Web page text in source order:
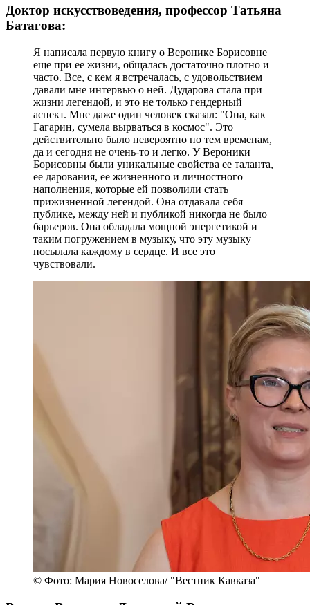
Доктор искусствоведения, профессор Татьяна
Батагова:
Я написала первую книгу о Веронике Борисовне
еще при ее жизни, общалась достаточно плотно и
часто. Все, с кем я встречалась, с удовольствием
давали мне интервью о ней. Дударова стала при
жизни легендой, и это не только гендерный
аспект. Мне даже один человек сказал: "Она, как
Гагарин, сумела вырваться в космос". Это
действительно было невероятно по тем временам,
да и сегодня не очень-то и легко. У Вероники
Борисовны были уникальные свойства ее таланта,
ее дарования, ее жизненного и личностного
наполнения, которые ей позволили стать
прижизненной легендой. Она отдавала себя
публике, между ней и публикой никогда не было
барьеров. Она обладала мощной энергетикой и
таким погружением в музыку, что эту музыку
посылала каждому в сердце. И все это
чувствовали.
© Фото: Мария Новоселова/ "Вестник Кавказа"